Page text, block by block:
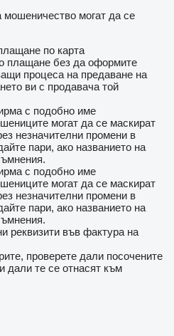
мошеничество могат да се
по карта
плащане без да оформите
процеса на предаване на
ви с продавача той
с подобно име
могат да се маскират
незначителни промени в
пари, ако названието на
с подобно име
могат да се маскират
незначителни промени в
пари, ако названието на
реквизити във фактура на
проверете дали посочените
дали те се отнасят към